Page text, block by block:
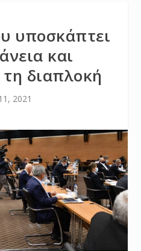
υποσκάπτει
και
διαπλοκή
2021